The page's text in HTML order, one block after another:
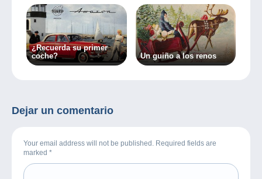
¿Recuerda su primer
coche?
Un guiño a los renos
Dejar un comentario
Your email address will not be published. Required fields are
marked *